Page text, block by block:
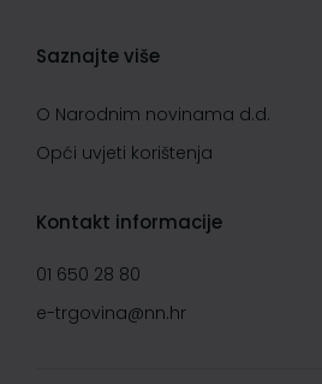
Saznajte više
O Narodnim novinama d.d.
Opći uvjeti korištenja
Kontakt informacije
01 650 28 80
e-trgovina@nn.hr